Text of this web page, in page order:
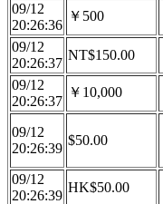
09/12
20:26:36
￥500
09/12
20:26:37
NT$150.00
09/12
20:26:37
￥10,000
09/12
20:26:39
$50.00
09/12
20:26:39
HK$50.00